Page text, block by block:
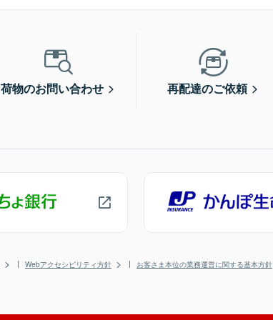
荷物のお問い合わせ 再配達のご依頼
Webアクセシビリティ方針 お客さま本位の業務運営に関する基本方針